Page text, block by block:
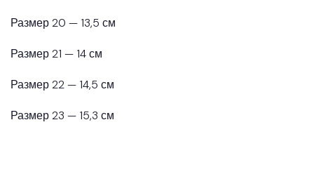
Размер 20 — 13,5 см
Размер 21 — 14 см
Размер 22 — 14,5 см
Размер 23 — 15,3 см